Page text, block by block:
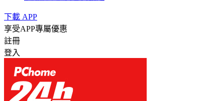
下載 APP
享受APP專屬優惠
註冊
登入